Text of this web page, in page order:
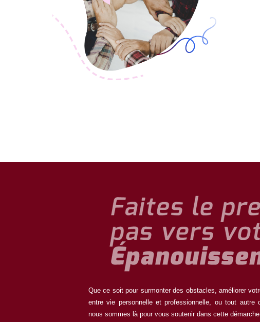
Que ce soit pour surmonter des obstacles, améliorer
entre vie personnelle et professionnelle, ou tout autre
nous sommes là pour vous soutenir dans cette